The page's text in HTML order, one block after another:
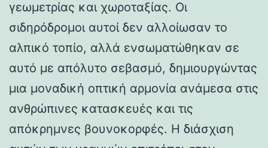
γεωμετρίας και χωροταξίας. Οι
σιδηρόδρομοι αυτοί δεν αλλοίωσαν το
αλπικό τοπίο, αλλά ενσωματώθηκαν σε
αυτό με απόλυτο σεβασμό, δημιουργώντας
μια μοναδική οπτική αρμονία ανάμεσα στις
ανθρώπινες κατασκευές και τις
απόκρημνες βουνοκορφές. Η διάσχιση